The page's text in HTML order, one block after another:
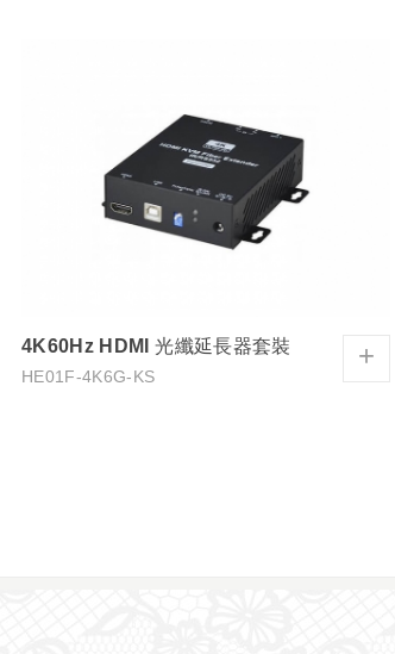
4K60Hz HDMI 光纖延長器套裝
HE01F-4K6G-KS
+